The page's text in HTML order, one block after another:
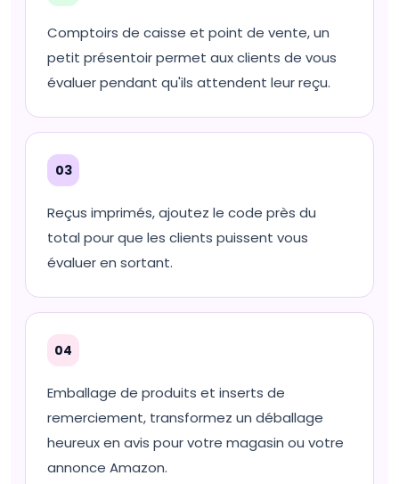
Comptoirs de caisse et point de vente, un
petit présentoir permet aux clients de vous
évaluer pendant qu'ils attendent leur reçu.
03
Reçus imprimés, ajoutez le code près du
total pour que les clients puissent vous
évaluer en sortant.
04
Emballage de produits et inserts de
remerciement, transformez un déballage
heureux en avis pour votre magasin ou votre
annonce Amazon.